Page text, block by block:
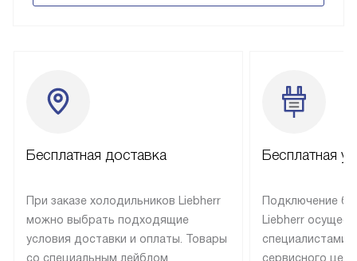
Бесплатная доставка
При заказе холодильников Liebherr
можно выбрать подходящие
условия доставки и оплаты. Товары
со специальным лейблом
Бесплатная
Подключение
Liebherr
специалистами
сервисного